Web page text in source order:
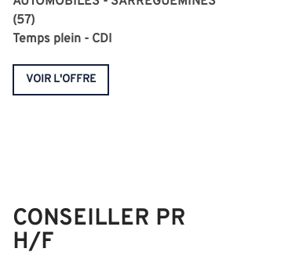
(57)
Temps plein - CDI
VOIR L'OFFRE
CONSEILLER PR
H/F